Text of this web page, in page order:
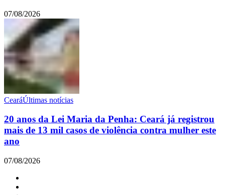
07/08/2026
CearáÚltimas notícias
20 anos da Lei Maria da Penha: Ceará já registrou
mais de 13 mil casos de violência contra mulher este
ano
07/08/2026